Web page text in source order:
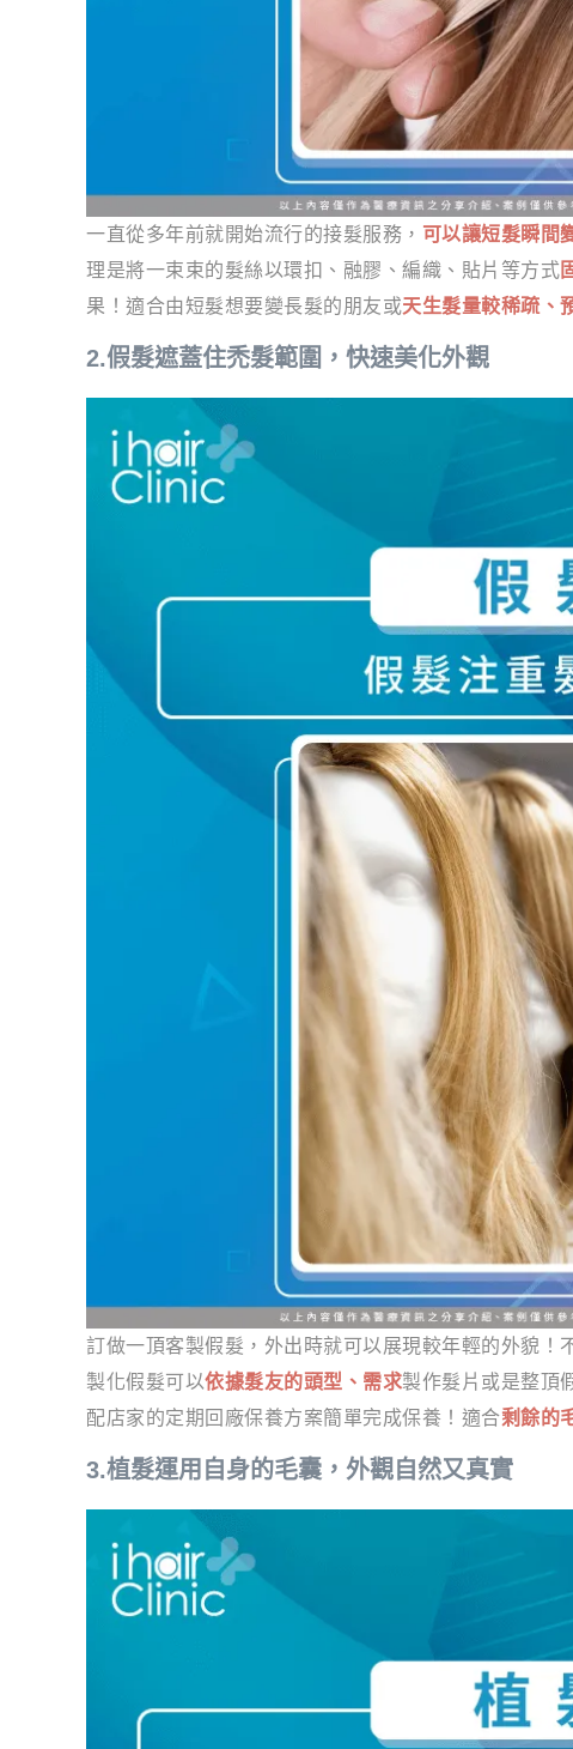
一直從多年前就開始流行的接髮服務， 可以讓短髮瞬間
理是將一束束的髮絲以環扣、融膠、編織、貼片等方式
果！適合由短髮想要變長髮的朋友或天生髮量較稀疏、
2.假髮遮蓋住禿髮範圍，快速美化外觀
訂做一頂客製假髮，外出時就可以展現較年輕的外貌！
製化假髮可以依據髮友的頭型、需求製作髮片或是整頂
配店家的定期回廠保養方案簡單完成保養！適合剩餘的
3.植髮運用自身的毛囊，外觀自然又真實